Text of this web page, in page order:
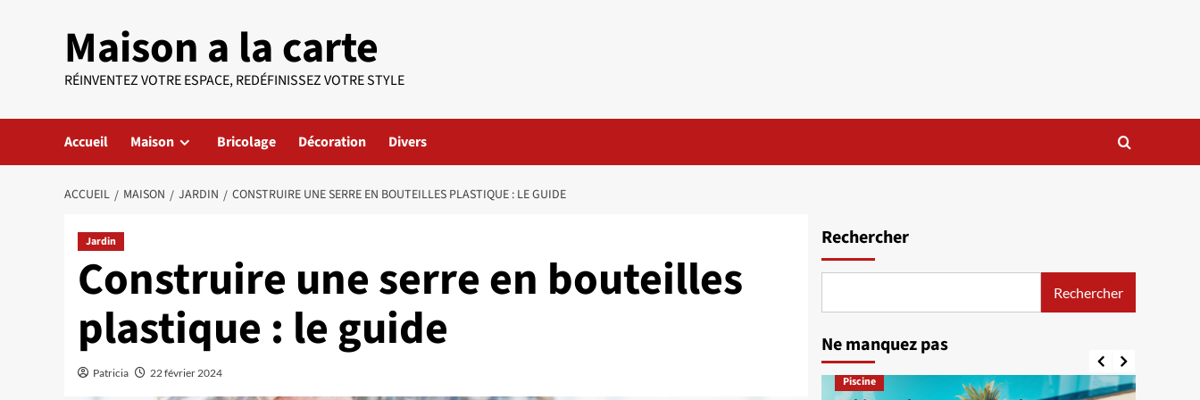
Maison a la carte
RÉINVENTEZ VOTRE ESPACE, REDÉFINISSEZ VOTRE STYLE
Accueil Maison Bricolage Décoration Divers
ACCUEIL MAISON JARDIN CONSTRUIRE UNE SERRE EN BOUTEILLES PLASTIQUE : LE GUIDE
Jardin
Construire une serre en bouteilles
plastique : le guide
Patricia 22 février 2024
Rechercher
Rechercher
Ne manquez pas
Piscine